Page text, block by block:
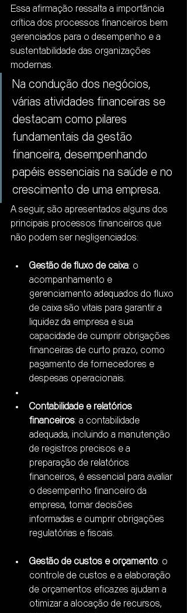
Essa afirmação ressalta a importância
crítica dos processos financeiros bem
gerenciados para o desempenho e a
sustentabilidade das organizações
modernas.
Na condução dos negócios,
várias atividades financeiras se
destacam como pilares
fundamentais da gestão
financeira, desempenhando
papéis essenciais na saúde e no
crescimento de uma empresa.
A seguir, são apresentados alguns dos
principais processos financeiros que
não podem ser negligenciados:
Gestão de fluxo de caixa: o
acompanhamento e
gerenciamento adequados do fluxo
de caixa são vitais para garantir a
liquidez da empresa e sua
capacidade de cumprir obrigações
financeiras de curto prazo, como
pagamento de fornecedores e
despesas operacionais.
Contabilidade e relatórios
financeiros: a contabilidade
adequada, incluindo a manutenção
de registros precisos e a
preparação de relatórios
financeiros, é essencial para avaliar
o desempenho financeiro da
empresa, tomar decisões
informadas e cumprir obrigações
regulatórias e fiscais.
Gestão de custos e orçamento: o
controle de custos e a elaboração
de orçamentos eficazes ajudam a
otimizar a alocação de recursos,